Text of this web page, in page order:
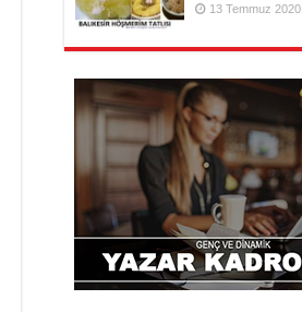
13 Temmuz 2020